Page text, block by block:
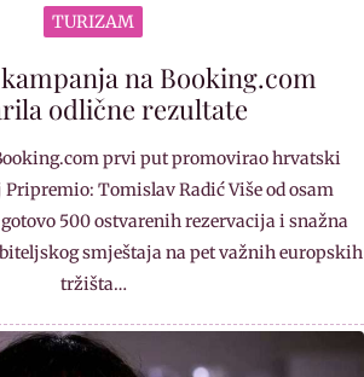
TURIZAM
na Booking.com
odlične rezultate
prvi put promovirao hrvatski
Tomislav Radić Više od osam
500 ostvarenih rezervacija i snažna
smještaja na pet važnih europskih
tržišta…